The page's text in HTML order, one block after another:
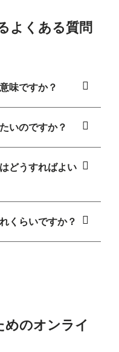
よくある質問
味ですか？
いのですか？
どうすればよい
くらいですか？
のオンライ